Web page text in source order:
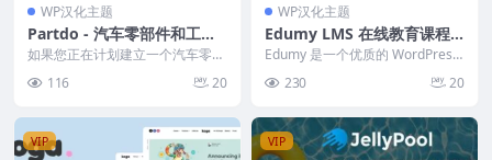
WP汉化主题
Partdo - 汽车零部件和工具
商店WooCommerce主题
如果您正在计划建立一个汽车零部
选择。作为一款...
116 20
WP汉化主题
Edumy LMS 在线教育课程
WordPress主题 v1.2.15
Edumy 是一个优质的 WordPress
育，学...
230 20
VIP VIP